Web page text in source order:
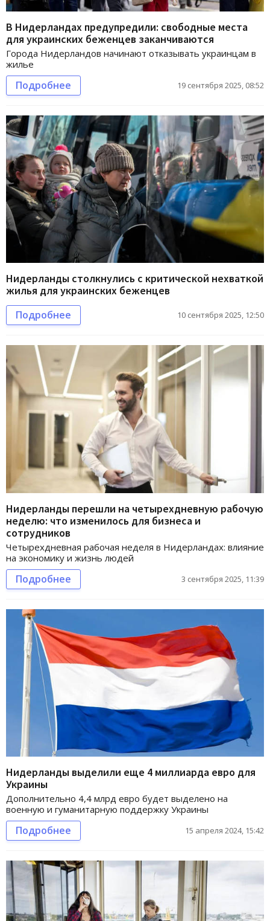
В Нидерландах предупредили: свободные места
для украинских беженцев заканчиваются
Города Нидерландов начинают отказывать украинцам в
жилье
Подробнее 19 сентября 2025, 08:52
Нидерланды столкнулись с критической нехваткой
жилья для украинских беженцев
Подробнее 10 сентября 2025, 12:50
Нидерланды перешли на четырехдневную рабочую
неделю: что изменилось для бизнеса и
сотрудников
Четырехдневная рабочая неделя в Нидерландах: влияние
на экономику и жизнь людей
Подробнее 3 сентября 2025, 11:39
Нидерланды выделили еще 4 миллиарда евро для
Украины
Дополнительно 4,4 млрд евро будет выделено на
военную и гуманитарную поддержку Украины
Подробнее 15 апреля 2024, 15:42